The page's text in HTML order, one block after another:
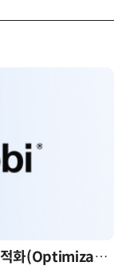
AI 시대의 의사결정을 바꾸는 수리최적화(Optimization): 실제 산업 적용 사례와 활용 전략